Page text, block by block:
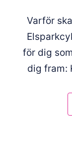
Varför
för dig
dig fram: